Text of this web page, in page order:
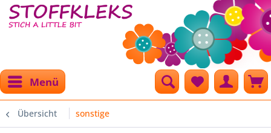
Menü
Übersicht sonstige